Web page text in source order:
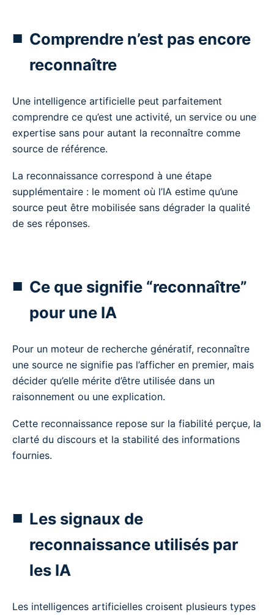
Comprendre n’est pas encore
reconnaître
Une intelligence artificielle peut parfaitement
comprendre ce qu’est une activité, un service ou une
expertise sans pour autant la reconnaître comme
source de référence.
La reconnaissance correspond à une étape
supplémentaire : le moment où l’IA estime qu’une
source peut être mobilisée sans dégrader la qualité
de ses réponses.
Ce que signifie “reconnaître”
pour une IA
Pour un moteur de recherche génératif, reconnaître
une source ne signifie pas l’afficher en premier, mais
décider qu’elle mérite d’être utilisée dans un
raisonnement ou une explication.
Cette reconnaissance repose sur la fiabilité perçue, la
clarté du discours et la stabilité des informations
fournies.
Les signaux de
reconnaissance utilisés par
les IA
Les intelligences artificielles croisent plusieurs types